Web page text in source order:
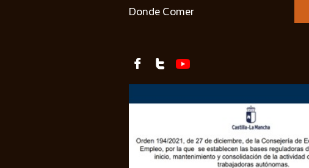
Donde Comer
 